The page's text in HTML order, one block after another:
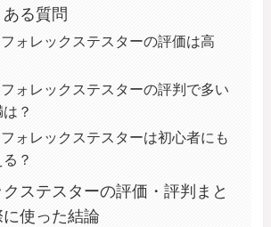
る質問
ォレックステスターの評価は高
ォレックステスターの評判で多い
？
ォレックステスターは初心者にも
？
ステスターの評価・評判まと
使った結論